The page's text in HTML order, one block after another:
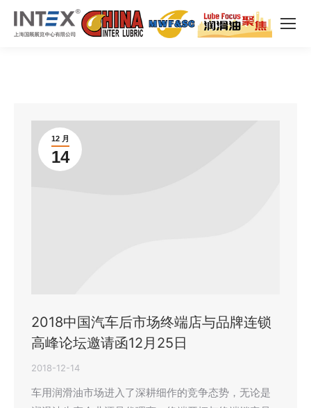
12 月
14
2018中国汽车后市场终端店与品牌连锁
高峰论坛邀请函12月25日
2018-12-14
车用润滑油市场进入了深耕细作的竞争态势，无论是